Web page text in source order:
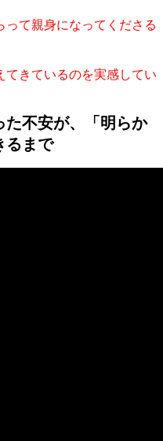
って親身になってくださる
てきているのを実感してい
た不安が、「明らか
るまで